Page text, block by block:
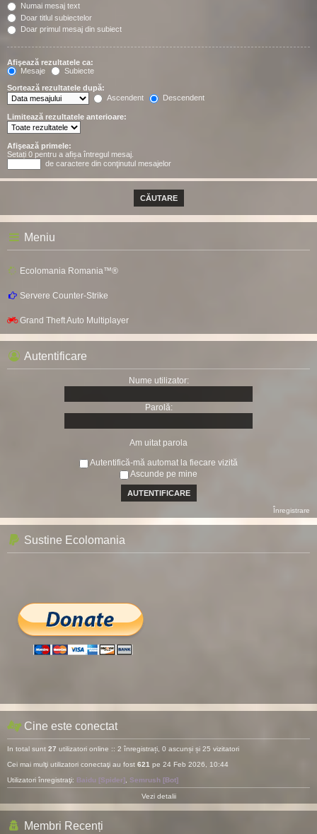
Numai mesaj text
Doar titlul subiectelor
Doar primul mesaj din subiect
Afişează rezultatele ca:
Mesaje
Subiecte
Sortează rezultatele după:
Ascendent
Descendent
Limitează rezultatele anterioare:
Afişează primele:
Setați 0 pentru a afișa întregul mesaj.
de caractere din conţinutul mesajelor
Meniu
Ecolomania Romania™®
Servere Counter-Strike
Grand Theft Auto Multiplayer
Autentificare
Nume utilizator:
Parolă:
Am uitat parola
Autentifică-mă automat la fiecare vizită
Ascunde pe mine
Înregistrare
Sustine Ecolomania
Cine este conectat
In total sunt 27 utilizatori online :: 2 înregistrați, 0 ascunși și 25 vizitatori
Cei mai mulţi utilizatori conectaţi au fost 621 pe 24 Feb 2026, 10:44
Utilizatori înregistraţi: Baidu [Spider] , Semrush [Bot]
Vezi detalii
Membri Recenți